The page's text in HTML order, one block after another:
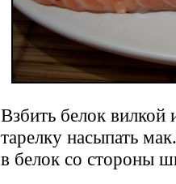
Взбить белок
тарелку насыпать
в белок со стороны